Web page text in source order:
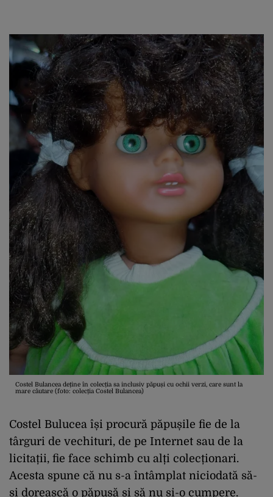
Costel Bulancea deține în colecția sa inclusiv păpuși cu ochii verzi, care sunt la
mare căutare (foto: colecția Costel Bulancea)
Costel Bulucea își procură păpușile fie de la
târguri de vechituri, de pe Internet sau de la
licitații, fie face schimb cu alți colecționari.
Acesta spune că nu s-a întâmplat niciodată să-
și dorească o păpușă și să nu și-o cumpere.